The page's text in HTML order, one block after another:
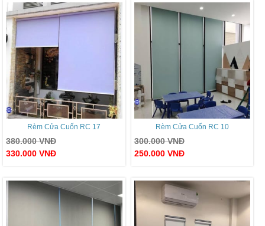
Rèm Cửa Cuốn RC 17
380.000VNĐ
330.000 VNĐ
Rèm Cửa Cuốn RC 10
300.000VNĐ
250.000 VNĐ